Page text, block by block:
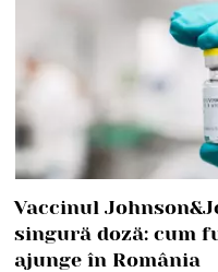
Vaccinul
singură doză: cum
ajunge în România